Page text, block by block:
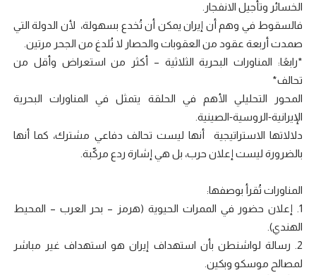
الخسائر وتأجيل الانفجار.
فالسقوط في وهم أن إيران يمكن أن تُخدع بسهولة، لأن الدولة التي
صمدت أربعة عقود من العقوبات والحصار لا تُلدغ من الجحر مرتين.
*رابعًا: المناورات البحرية الثلاثية – أكثر من استعراض وأقل من
تحالف*
المحور التحليلي الأهم في الحلقة يتمثل في المناورات البحرية
الإيرانية‑الروسية‑الصينية.
دلالاتها الاستراتيجية أنها ليست تحالف دفاعي مشترك، كما أنها
بالضرورة ليست إعلان حرب، بل هي إشارة ردع مركّبة.
المناورات تُقرأ بوصفها:
1. إعلان حضور في الممرات الحيوية (هرمز – بحر العرب – المحيط
الهندي).
2. رسالة لواشنطن بأن استهداف إيران هو استهداف غير مباشر
لمصالح موسكو وبكين.